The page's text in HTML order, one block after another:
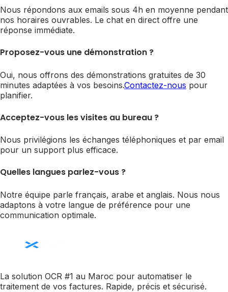
Nous répondons aux emails sous 4h en moyenne pendant
nos horaires ouvrables. Le chat en direct offre une
réponse immédiate.
Proposez-vous une démonstration ?
Oui, nous offrons des démonstrations gratuites de 30
minutes adaptées à vos besoins.Contactez-nous pour
planifier.
Acceptez-vous les visites au bureau ?
Nous privilégions les échanges téléphoniques et par email
pour un support plus efficace.
Quelles langues parlez-vous ?
Notre équipe parle français, arabe et anglais. Nous nous
adaptons à votre langue de préférence pour une
communication optimale.
La solution OCR #1 au Maroc pour automatiser le
traitement de vos factures. Rapide, précis et sécurisé.